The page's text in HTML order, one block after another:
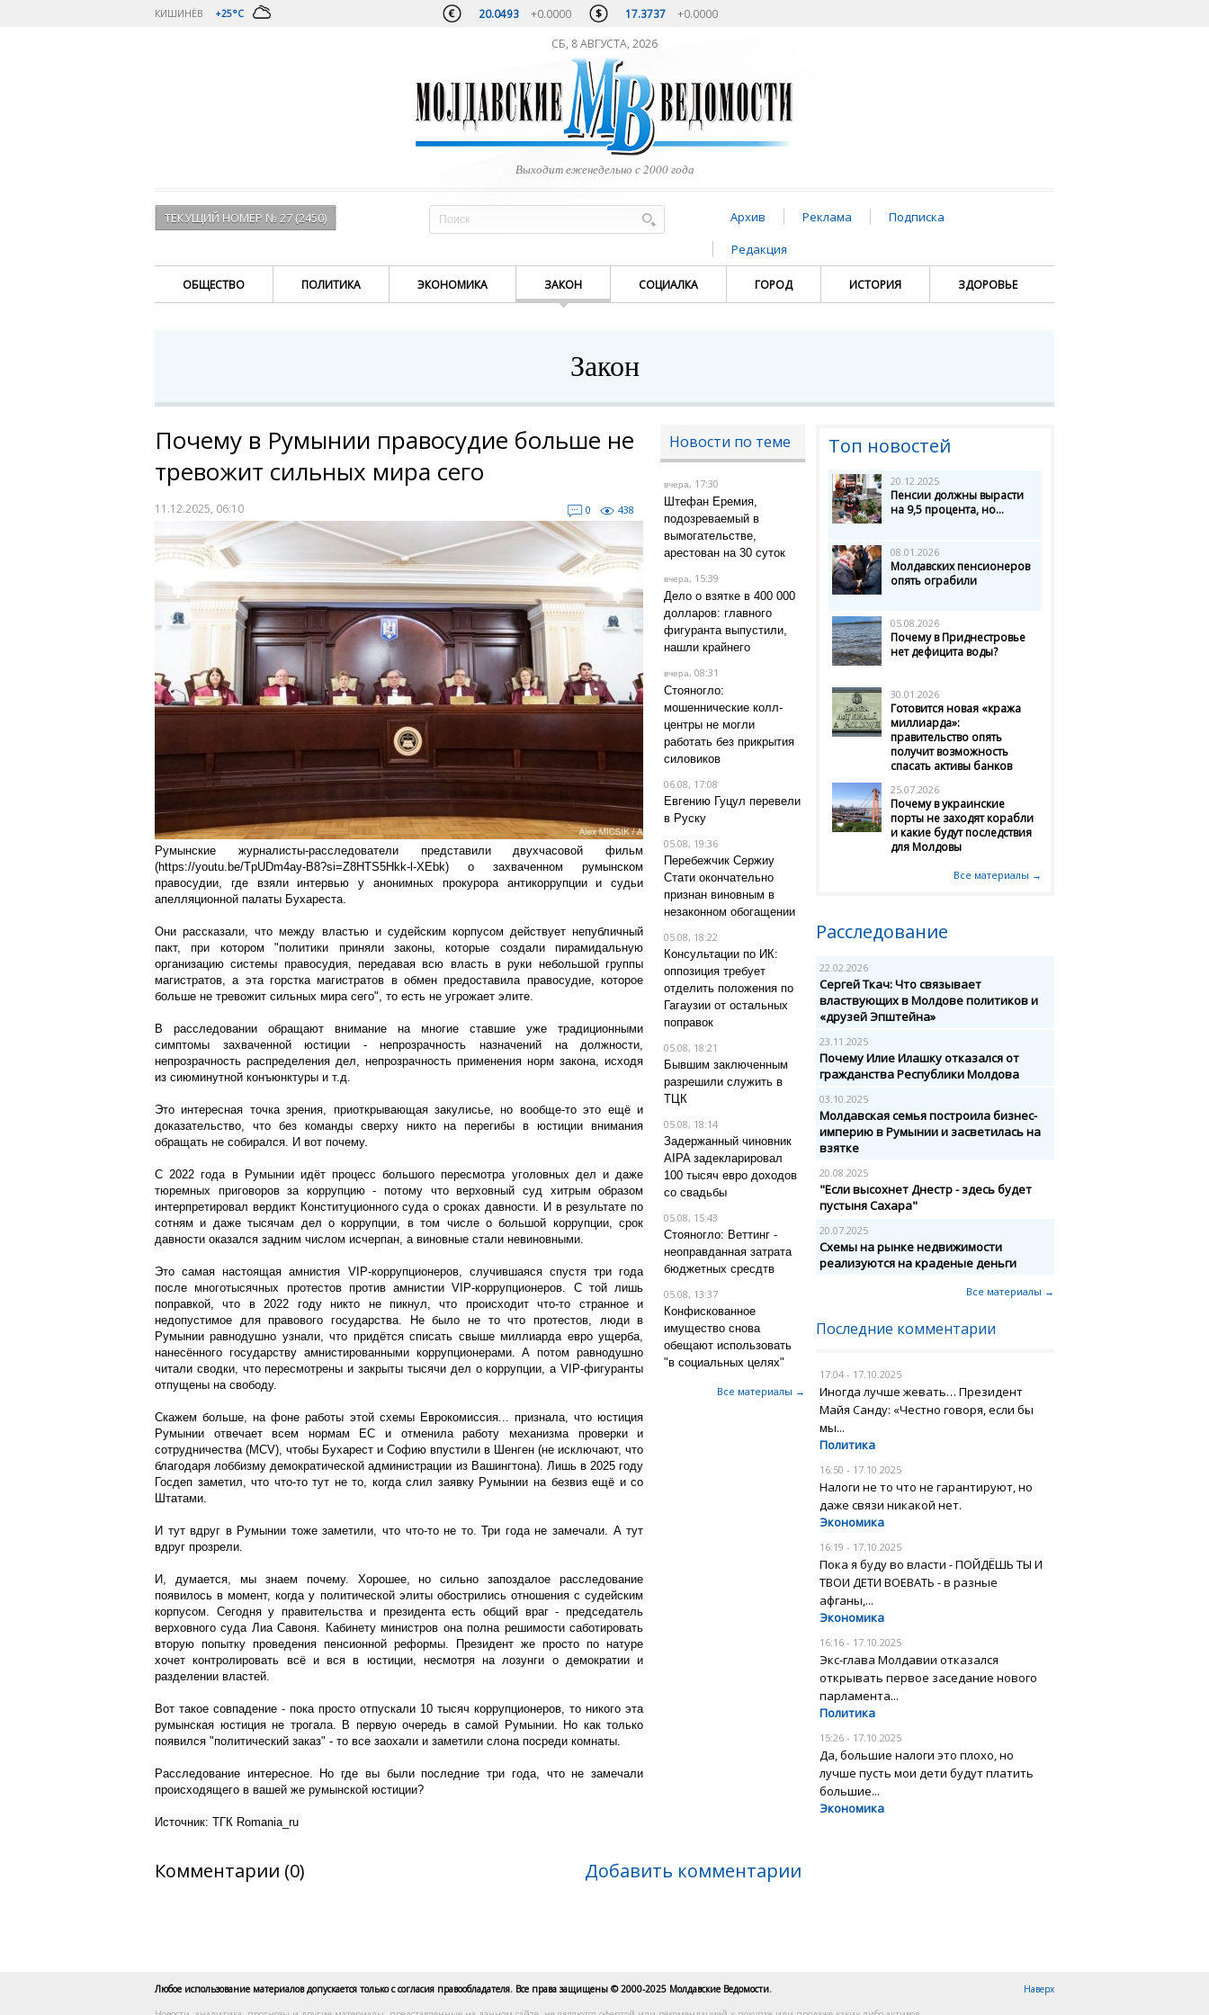
КИШИНЁВ +25°C 20.0493 +0.0000 17.3737 +0.0000
СБ, 8 АВГУСТА, 2026
Выходит еженедельно с 2000 года
ТЕКУЩИЙ НОМЕР № 27 (2450) Архив Реклама
Подписка
Редакция
ОБЩЕСТВО ПОЛИТИКА ЭКОНОМИКА ЗАКОН СОЦИАЛКА ГОРОД ИСТОРИЯ ЗДОРОВЬЕ
Закон
Почему в Румынии правосудие больше не
тревожит сильных мира сего
11.12.2025, 06:10 0 438
Румынские журналисты-расследователи представили двухчасовой фильм
(https://youtu.be/TpUDm4ay-B8?si=Z8HTS5Hkk-l-XEbk) о захваченном румынском
правосудии, где взяли интервью у анонимных прокурора антикоррупции и судьи
апелляционной палаты Бухареста.
Они рассказали, что между властью и судейским корпусом действует непубличный
пакт, при котором "политики приняли законы, которые создали пирамидальную
организацию системы правосудия, передавая всю власть в руки небольшой группы
магистратов, а эта горстка магистратов в обмен предоставила правосудие, которое
больше не тревожит сильных мира сего", то есть не угрожает элите.
В расследовании обращают внимание на многие ставшие уже традиционными
симптомы захваченной юстиции - непрозрачность назначений на должности,
непрозрачность распределения дел, непрозрачность применения норм закона, исходя
из сиюминутной конъюнктуры и т.д.
Это интересная точка зрения, приоткрывающая закулисье, но вообще-то это ещё и
доказательство, что без команды сверху никто на перегибы в юстиции внимания
обращать не собирался. И вот почему.
С 2022 года в Румынии идёт процесс большого пересмотра уголовных дел и даже
тюремных приговоров за коррупцию - потому что верховный суд хитрым образом
интерпретировал вердикт Конституционного суда о сроках давности. И в результате по
сотням и даже тысячам дел о коррупции, в том числе о большой коррупции, срок
давности оказался задним числом исчерпан, а виновные стали невиновными.
Это самая настоящая амнистия VIP-коррупционеров, случившаяся спустя три года
после многотысячных протестов против амнистии VIP-коррупционеров. С той лишь
поправкой, что в 2022 году никто не пикнул, что происходит что-то странное и
недопустимое для правового государства. Не было не то что протестов, люди в
Румынии равнодушно узнали, что придётся списать свыше миллиарда евро ущерба,
нанесённого государству амнистированными коррупционерами. А потом равнодушно
читали сводки, что пересмотрены и закрыты тысячи дел о коррупции, а VIP-фигуранты
отпущены на свободу.
Скажем больше, на фоне работы этой схемы Еврокомиссия... признала, что юстиция
Румынии отвечает всем нормам ЕС и отменила работу механизма проверки и
сотрудничества (MCV), чтобы Бухарест и Софию впустили в Шенген (не исключают, что
благодаря лоббизму демократической администрации из Вашингтона). Лишь в 2025 году
Госдеп заметил, что что-то тут не то, когда слил заявку Румынии на безвиз ещё и со
Штатами.
И тут вдруг в Румынии тоже заметили, что что-то не то. Три года не замечали. А тут
вдруг прозрели.
И, думается, мы знаем почему. Хорошее, но сильно запоздалое расследование
появилось в момент, когда у политической элиты обострились отношения с судейским
корпусом. Сегодня у правительства и президента есть общий враг - председатель
верховного суда Лиа Савоня. Кабинету министров она полна решимости саботировать
вторую попытку проведения пенсионной реформы. Президент же просто по натуре
хочет контролировать всё и вся в юстиции, несмотря на лозунги о демократии и
разделении властей.
Вот такое совпадение - пока просто отпускали 10 тысяч коррупционеров, то никого эта
румынская юстиция не трогала. В первую очередь в самой Румынии. Но как только
появился "политический заказ" - то все заохали и заметили слона посреди комнаты.
Расследование интересное. Но где вы были последние три года, что не замечали
происходящего в вашей же румынской юстиции?
Источник: ТГК Romania_ru
Новости по теме
вчера, 17:30
Штефан Еремия,
подозреваемый в
вымогательстве,
арестован на 30 суток
вчера, 15:39
Дело о взятке в 400 000
долларов: главного
фигуранта выпустили,
нашли крайнего
вчера, 08:31
Стояногло:
мошеннические колл-
центры не могли
работать без прикрытия
силовиков
06.08, 17:08
Евгению Гуцул перевели
в Руску
05.08, 19:36
Перебежчик Сержиу
Стати окончательно
признан виновным в
незаконном обогащении
05.08, 18:22
Консультации по ИК:
оппозиция требует
отделить положения по
Гагаузии от остальных
поправок
05.08, 18:21
Бывшим заключенным
разрешили служить в
ТЦК
05.08, 18:14
Задержанный чиновник
AIPA задекларировал
100 тысяч евро доходов
со свадьбы
05.08, 15:43
Стояногло: Веттинг -
неоправданная затрата
бюджетных сресдтв
05.08, 13:37
Конфискованное
имущество снова
обещают использовать
"в социальных целях"
Все материалы →
Комментарии (0) Добавить комментарии
Топ новостей
20.12.2025
Пенсии должны вырасти
на 9,5 процента, но...
08.01.2026
Молдавских пенсионеров
опять ограбили
05.08.2026
Почему в Приднестровье
нет дефицита воды?
30.01.2026
Готовится новая «кража
миллиарда»:
правительство опять
получит возможность
спасать активы банков
25.07.2026
Почему в украинские
порты не заходят корабли
и какие будут последствия
для Молдовы
Все материалы →
Расследование
22.02.2026
Сергей Ткач: Что связывает
властвующих в Молдове политиков и
«друзей Эпштейна»
23.11.2025
Почему Илие Илашку отказался от
гражданства Республики Молдова
03.10.2025
Молдавская семья построила бизнес-
империю в Румынии и засветилась на
взятке
20.08.2025
"Если высохнет Днестр - здесь будет
пустыня Сахара"
20.07.2025
Схемы на рынке недвижимости
реализуются на краденые деньги
Все материалы →
Последние комментарии
17:04 - 17.10.2025
Иногда лучше жевать… Президент
Майя Санду: «Честно говоря, если бы
мы...
Политика
16:50 - 17.10.2025
Налоги не то что не гарантируют, но
даже связи никакой нет.
Экономика
16:19 - 17.10.2025
Пока я буду во власти - ПОЙДЁШЬ ТЫ И
ТВОИ ДЕТИ ВОЕВАТЬ - в разные
афганы,...
Экономика
16:16 - 17.10.2025
Экс-глава Молдавии отказался
открывать первое заседание нового
парламента...
Политика
15:26 - 17.10.2025
Да, большие налоги это плохо, но
лучше пусть мои дети будут платить
большие...
Экономика
Любое использование материалов допускается только с согласия правообладателя. Все права защищены © 2000-2025 Молдавские Ведомости.
Наверх